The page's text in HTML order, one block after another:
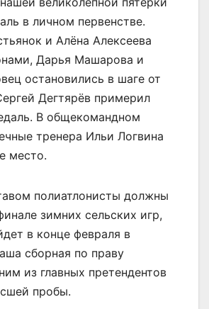
в личном первенстве.
и Алёна Алексеева
Дарья Машарова и
остановились в шаге от
Дегтярёв примерил
В общекомандном
тренера Ильи Логвина
место.
полиатлонисты должны
зимних сельских игр,
в конце февраля в
сборная по праву
из главных претендентов
пробы.